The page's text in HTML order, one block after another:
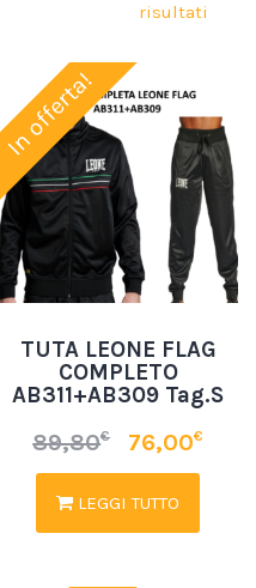
risultati
In offerta!
TUTA LEONE FLAG
COMPLETO
AB311+AB309 Tag.S
89,80€ 76,00€
LEGGI TUTTO